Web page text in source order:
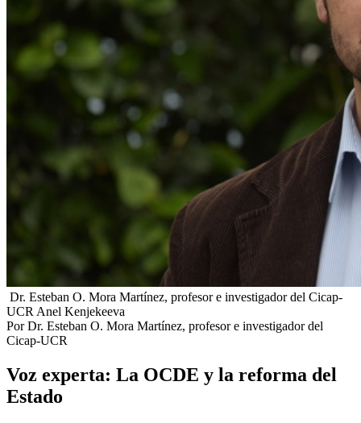
Dr. Esteban O. Mora Martínez, profesor e investigador del Cicap-
UCR Anel Kenjekeeva
Por Dr. Esteban O. Mora Martínez, profesor e investigador del
Cicap-UCR
Voz experta: La OCDE y la reforma del
Estado